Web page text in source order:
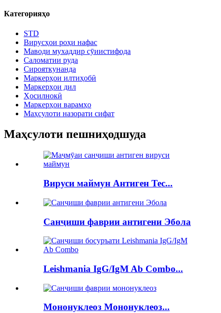
Категорияҳо
STD
Вирусҳои роҳи нафас
Маводи мухаддир сӯиистифода
Саломатии руда
Сирояткунанда
Маркерҳои илтиҳобӣ
Маркерҳои дил
Ҳосилнокӣ
Маркерҳои варамҳо
Маҳсулоти назорати сифат
Маҳсулоти пешниҳодшуда
Вируси маймун Антиген Тес...
Санҷиши фаврии антигени Эбола
Leishmania IgG/IgM Ab Combo...
Мононуклеоз Мононуклеоз...